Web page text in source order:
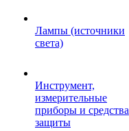
Лампы (источники
света)
Инструмент,
измерительные
приборы и средства
защиты